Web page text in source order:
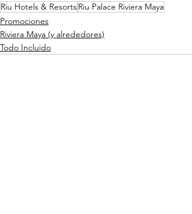
Riu Hotels & ResortsRiu Palace Riviera Maya
Promociones
Riviera Maya (y alrededores)
Todo Incluido